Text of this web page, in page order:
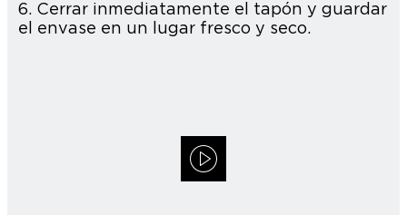
6. Cerrar inmediatamente el tapón y guardar
el envase en un lugar fresco y seco.